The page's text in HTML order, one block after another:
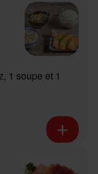
1 soupe et 1